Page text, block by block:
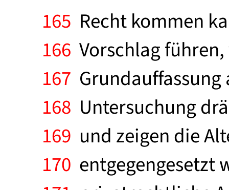
165 Recht kommen
166 Vorschlag
167
168 Untersuchung
169 und zeigen die
170 entgegengesetzt